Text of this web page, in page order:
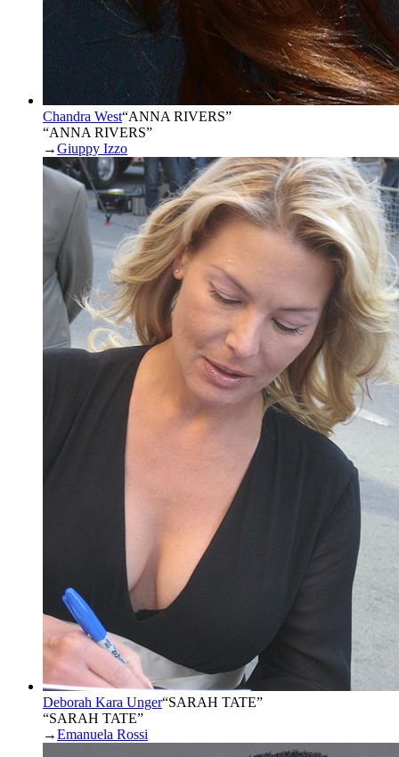
Chandra West“ANNA RIVERS”
“ANNA RIVERS”
→Giuppy Izzo
Deborah Kara Unger“SARAH TATE”
“SARAH TATE”
→Emanuela Rossi